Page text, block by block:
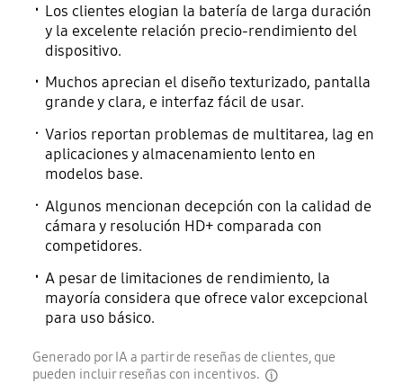
Los clientes elogian la batería de larga duración
y la excelente relación precio-rendimiento del
dispositivo.
Muchos aprecian el diseño texturizado, pantalla
grande y clara, e interfaz fácil de usar.
Varios reportan problemas de multitarea, lag en
aplicaciones y almacenamiento lento en
modelos base.
Algunos mencionan decepción con la calidad de
cámara y resolución HD+ comparada con
competidores.
A pesar de limitaciones de rendimiento, la
mayoría considera que ofrece valor excepcional
para uso básico.
Generado por IA a partir de reseñas de clientes, que
pueden incluir reseñas con incentivos.